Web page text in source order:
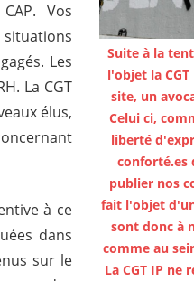
Vos
Les
La CGT
élus,
à ce
dans
sur le
Suite à la
l'objet la
site, un
Celui ci,
liberté
conforté.es
publier nos
fait l'objet
sont donc à
comme au
La CGT IP ne